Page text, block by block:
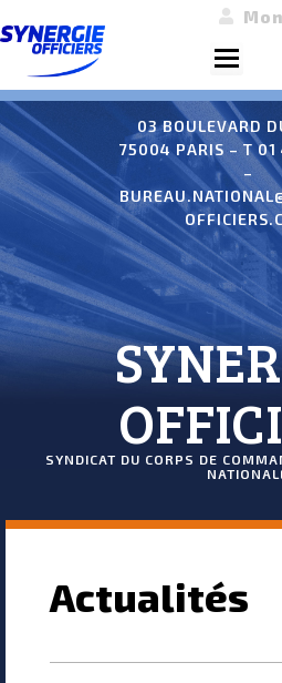
Aller
au
contenu
Menu
03 BOULEVARD
75004 PARIS – T
–
SYNDICAT DU CORPS DE
Actualités